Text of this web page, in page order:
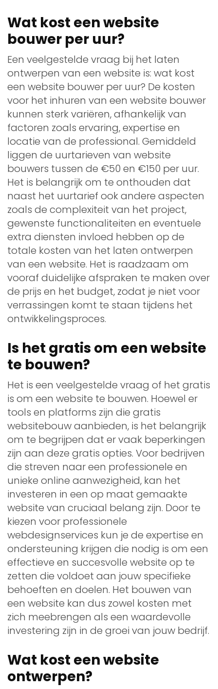
Wat kost een website
bouwer per uur?
Een veelgestelde vraag bij het laten
ontwerpen van een website is: wat kost
een website bouwer per uur? De kosten
voor het inhuren van een website bouwer
kunnen sterk variëren, afhankelijk van
factoren zoals ervaring, expertise en
locatie van de professional. Gemiddeld
liggen de uurtarieven van website
bouwers tussen de €50 en €150 per uur.
Het is belangrijk om te onthouden dat
naast het uurtarief ook andere aspecten
zoals de complexiteit van het project,
gewenste functionaliteiten en eventuele
extra diensten invloed hebben op de
totale kosten van het laten ontwerpen
van een website. Het is raadzaam om
vooraf duidelijke afspraken te maken over
de prijs en het budget, zodat je niet voor
verrassingen komt te staan tijdens het
ontwikkelingsproces.
Is het gratis om een website
te bouwen?
Het is een veelgestelde vraag of het gratis
is om een website te bouwen. Hoewel er
tools en platforms zijn die gratis
websitebouw aanbieden, is het belangrijk
om te begrijpen dat er vaak beperkingen
zijn aan deze gratis opties. Voor bedrijven
die streven naar een professionele en
unieke online aanwezigheid, kan het
investeren in een op maat gemaakte
website van cruciaal belang zijn. Door te
kiezen voor professionele
webdesignservices kun je de expertise en
ondersteuning krijgen die nodig is om een
effectieve en succesvolle website op te
zetten die voldoet aan jouw specifieke
behoeften en doelen. Het bouwen van
een website kan dus zowel kosten met
zich meebrengen als een waardevolle
investering zijn in de groei van jouw bedrijf.
Wat kost een website
ontwerpen?